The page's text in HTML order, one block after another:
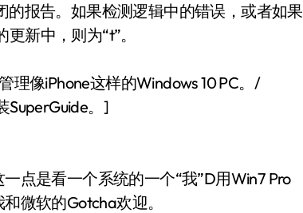
报告。如果检测逻辑中的错误，或者如果
新中，则为“t”。
像iPhone这样的Windows 10 PC。/
SuperGuide。]
点是看一个系统的一个“我”D用Win7 Pro
微软的Gotcha欢迎。